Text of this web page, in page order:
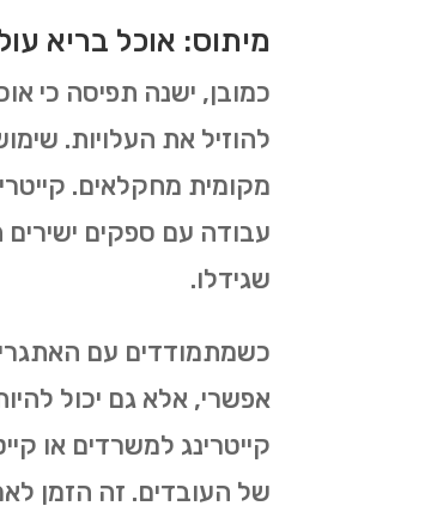
מיתוס: אוכל בריא
כמובן, ישנה תפיסה כי
להוזיל את העלויות.
מקומית מחקלאים.
עבודה עם ספקים ישירים
שגידלו.
אפשרי, אלא גם יכול
קייטרינג למשרדים או
של העובדים. זה הזמן